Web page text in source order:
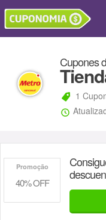
Cupones
1
Promoção
40% OFF